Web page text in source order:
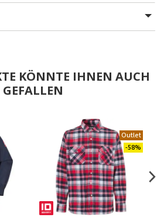
KÖNNTE IHNEN AUCH
GEFALLEN
Outlet
-58%